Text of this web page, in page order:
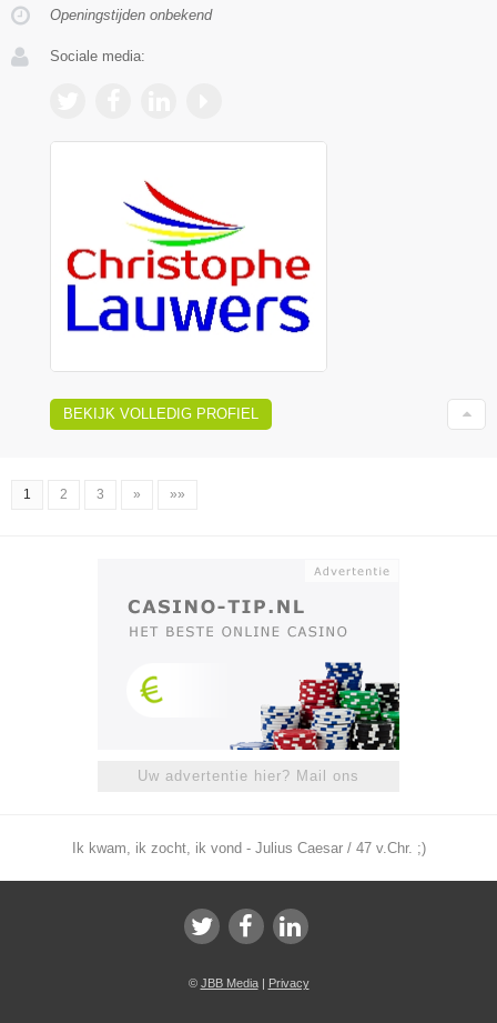
Openingstijden onbekend
Sociale media:
BEKIJK VOLLEDIG PROFIEL
1 2 3 » »»
Uw advertentie hier? Mail ons
Ik kwam, ik zocht, ik vond - Julius Caesar / 47 v.Chr. ;)
© JBB Media| Privacy